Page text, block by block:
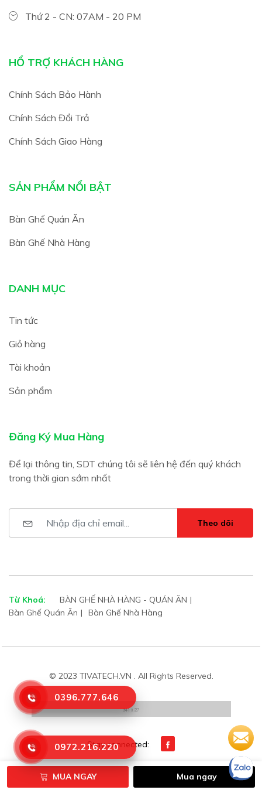
MUA NGAY Mua ngay
Thứ 2 - CN: 07AM - 20 PM
HỔ TRỢ KHÁCH HÀNG
Chính Sách Bảo Hành
Chính Sách Đổi Trả
Chính Sách Giao Hàng
SẢN PHẨM NỔI BẬT
Bàn Ghế Quán Ăn
Bàn Ghế Nhà Hàng
DANH MỤC
Tin tức
Giỏ hàng
Tài khoản
Sản phẩm
Đăng Ký Mua Hàng
Để lại thông tin, SDT chúng tôi sẽ liên hệ đến quý khách
trong thời gian sớm nhất
Theo dõi
Từ Khoá:
BÀN GHẾ NHÀ HÀNG - QUÁN ĂN
Bàn Ghế Quán Ăn
Bàn Ghế Nhà Hàng
© 2023 TIVATECH.VN . All Rights Reserved.
Stay connected:
0972.216.220
0396.777.646